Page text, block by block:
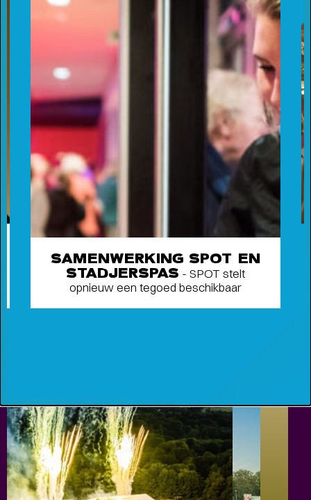
FAMILIE VOORSTELLINGEN VOOR
KLEINE EN GROTE KINDEREN
Schuif aan bij SPOT voor het mooiste jeugdtheater!
SAMENWERKING SPOT EN
STADJERSPAS - SPOT stelt
opnieuw een tegoed beschikbaar